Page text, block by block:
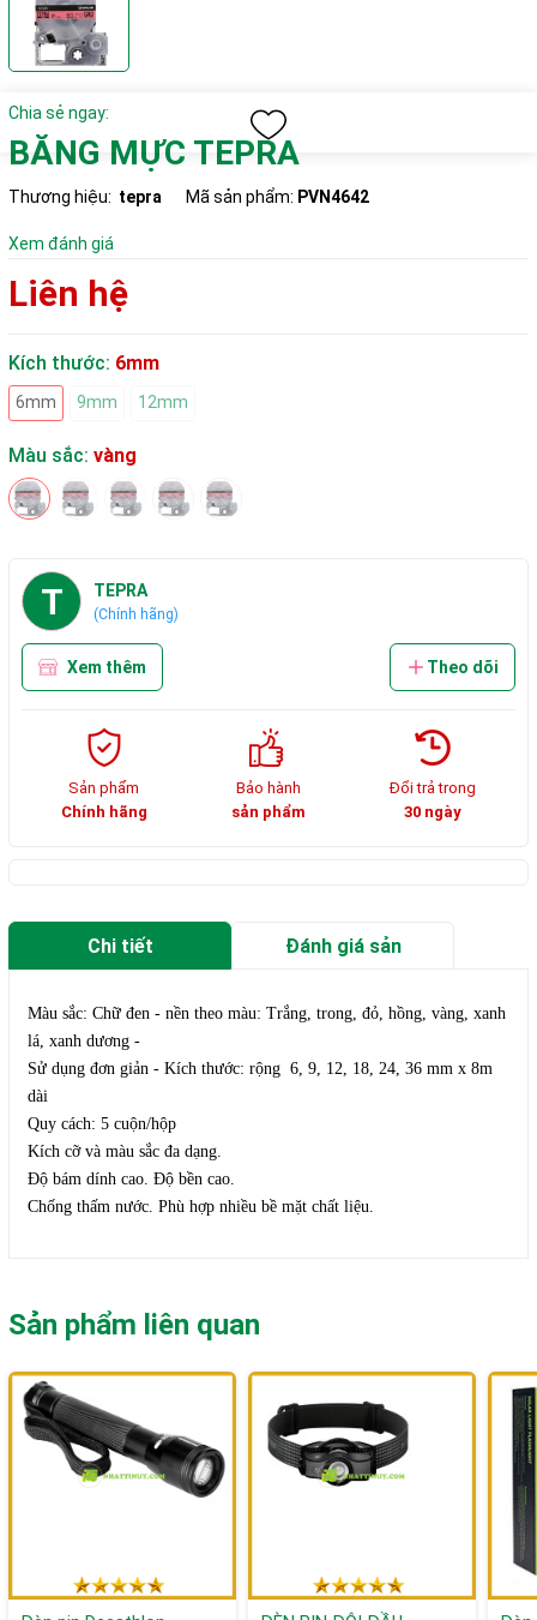
Chia sẻ ngay:
BĂNG MỰC TEPRA
Thương hiệu: tepra Mã sản phẩm: PVN4642
Xem đánh giá
Liên hệ
Kích thước: 6mm
6mm 9mm 12mm
Màu sắc: vàng
T TEPRA
(Chính hãng)
Xem thêm Theo dõi
Sản phẩm
Chính hãng
Bảo hành
sản phẩm
Đổi trả trong
30 ngày
Chi tiết Đánh giá sản
Màu sắc: Chữ đen - nền theo màu: Trắng, trong, đỏ, hồng, vàng, xanh
lá, xanh dương -
Sử dụng đơn giản - Kích thước: rộng 6, 9, 12, 18, 24, 36 mm x 8m
dài
Quy cách: 5 cuộn/hộp
Kích cỡ và màu sắc đa dạng.
Độ bám dính cao. Độ bền cao.
Chống thấm nước. Phù hợp nhiều bề mặt chất liệu.
Sản phẩm liên quan